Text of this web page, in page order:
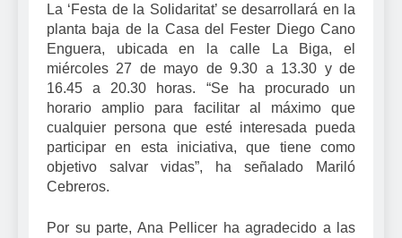
La ‘Festa de la Solidaritat’ se desarrollará en la
planta baja de la Casa del Fester Diego Cano
Enguera, ubicada en la calle La Biga, el
miércoles 27 de mayo de 9.30 a 13.30 y de
16.45 a 20.30 horas. “Se ha procurado un
horario amplio para facilitar al máximo que
cualquier persona que esté interesada pueda
participar en esta iniciativa, que tiene como
objetivo salvar vidas”, ha señalado Mariló
Cebreros.
Por su parte, Ana Pellicer ha agradecido a las